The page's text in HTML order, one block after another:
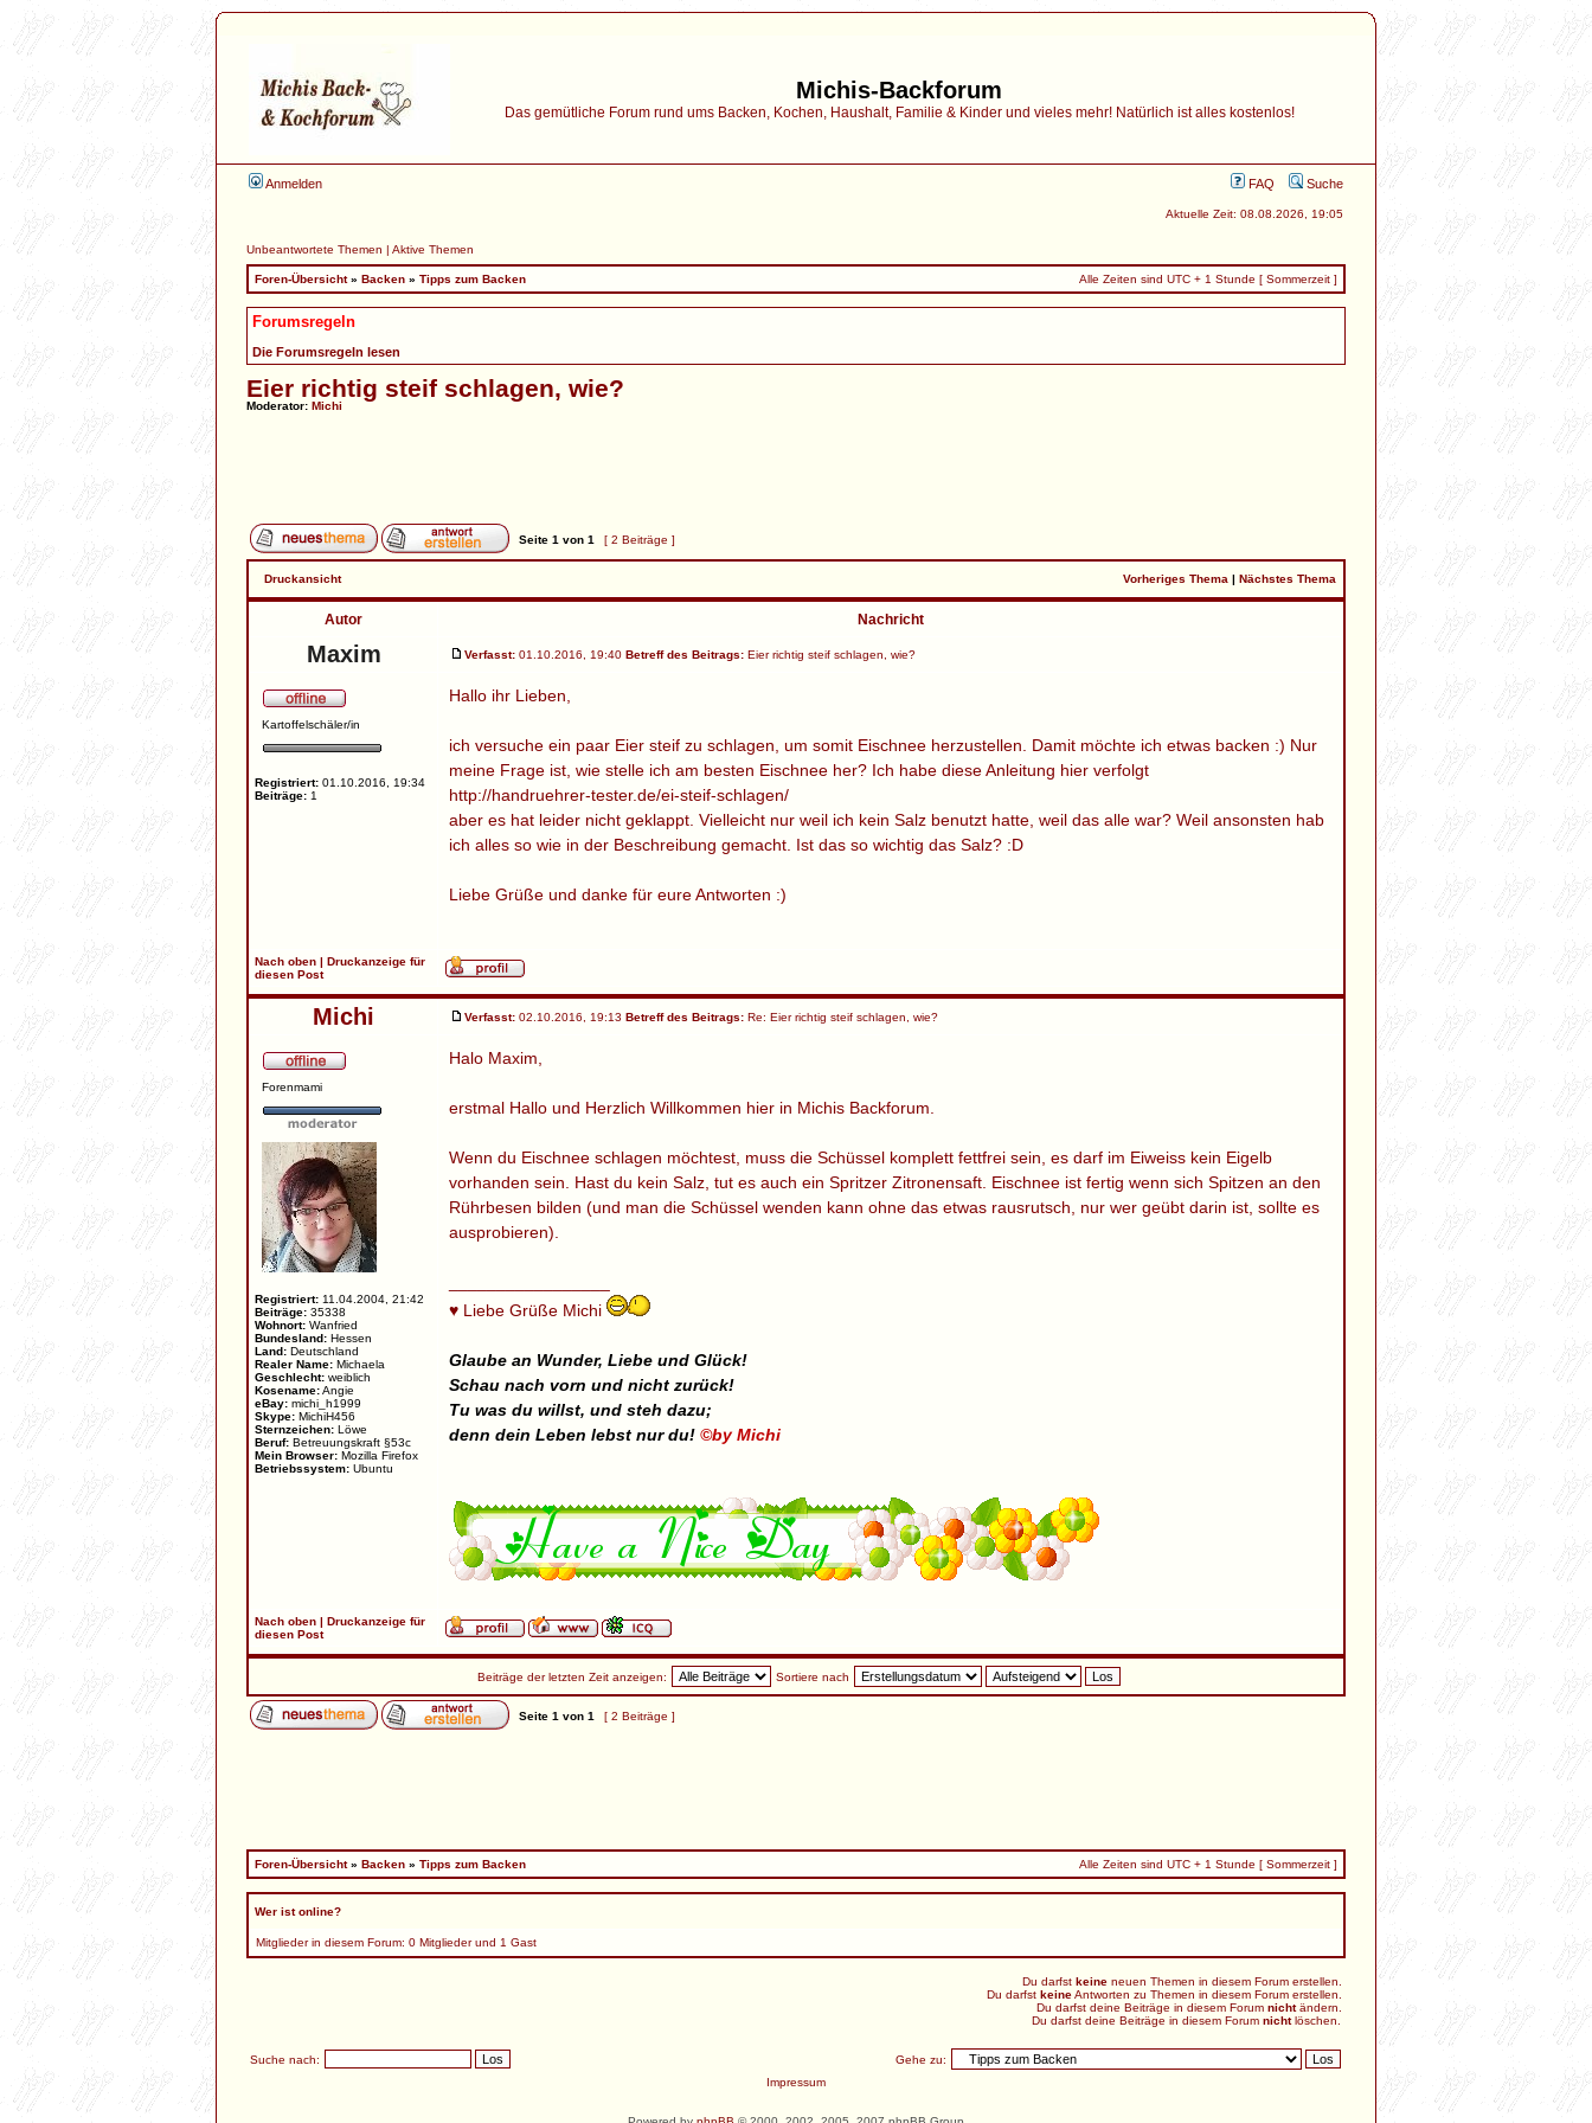
Michis-Backforum
Das gemütliche Forum rund ums Backen, Kochen, Haushalt, Familie & Kinder und vieles mehr! Natürlich ist alles kostenlos!
Anmelden FAQ Suche
Aktuelle Zeit: 08.08.2026, 19:05
Unbeantwortete Themen | Aktive Themen
Foren-Übersicht» Backen » Tipps zum Backen Alle Zeiten sind UTC + 1 Stunde [ Sommerzeit ]
Forumsregeln
Die Forumsregeln lesen
Eier richtig steif schlagen, wie?
Moderator: Michi
Seite 1 von 1 [ 2 Beiträge ]
Druckansicht Vorheriges Thema | Nächstes Thema
Autor Nachricht
Maxim Verfasst: 01.10.2016, 19:40 Betreff des Beitrags: Eier richtig steif schlagen, wie?
Kartoffelschäler/in
Registriert: 01.10.2016, 19:34
Beiträge: 1
Hallo ihr Lieben,
ich versuche ein paar Eier steif zu schlagen, um somit Eischnee herzustellen. Damit möchte ich etwas backen :) Nur
meine Frage ist, wie stelle ich am besten Eischnee her? Ich habe diese Anleitung hier verfolgt
http://handruehrer-tester.de/ei-steif-schlagen/
aber es hat leider nicht geklappt. Vielleicht nur weil ich kein Salz benutzt hatte, weil das alle war? Weil ansonsten hab
ich alles so wie in der Beschreibung gemacht. Ist das so wichtig das Salz? :D
Liebe Grüße und danke für eure Antworten :)
Nach oben | Druckanzeige für
diesen Post
Michi Verfasst: 02.10.2016, 19:13 Betreff des Beitrags: Re: Eier richtig steif schlagen, wie?
Forenmami
Registriert: 11.04.2004, 21:42
Beiträge: 35338
Wohnort: Wanfried
Bundesland: Hessen
Land: Deutschland
Realer Name: Michaela
Geschlecht: weiblich
Kosename:Angie
eBay: michi_h1999
Skype: MichiH456
Sternzeichen: Löwe
Beruf: Betreuungskraft §53c
Mein Browser: Mozilla Firefox
Betriebssystem: Ubuntu
Halo Maxim,
erstmal Hallo und Herzlich Willkommen hier in Michis Backforum.
Wenn du Eischnee schlagen möchtest, muss die Schüssel komplett fettfrei sein, es darf im Eiweiss kein Eigelb
vorhanden sein. Hast du kein Salz, tut es auch ein Spritzer Zitronensaft. Eischnee ist fertig wenn sich Spitzen an den
Rührbesen bilden (und man die Schüssel wenden kann ohne das etwas rausrutsch, nur wer geübt darin ist, sollte es
ausprobieren).
♥ Liebe Grüße Michi
Glaube an Wunder, Liebe und Glück!
Schau nach vorn und nicht zurück!
Tu was du willst, und steh dazu;
denn dein Leben lebst nur du! ©by Michi
Nach oben | Druckanzeige für
diesen Post
Beiträge der letzten Zeit anzeigen: Sortiere nach
Seite 1 von 1 [ 2 Beiträge ]
Foren-Übersicht» Backen » Tipps zum Backen Alle Zeiten sind UTC + 1 Stunde [ Sommerzeit ]
Wer ist online?
Mitglieder in diesem Forum: 0 Mitglieder und 1 Gast
Du darfst keine neuen Themen in diesem Forum erstellen.
Du darfst keineAntworten zu Themen in diesem Forum erstellen.
Du darfst deine Beiträge in diesem Forum nichtändern.
Du darfst deine Beiträge in diesem Forum nichtlöschen.
Suche nach:
Gehe zu:
Impressum